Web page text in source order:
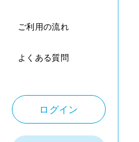
ご利用の流れ
よくある質問
ログイン